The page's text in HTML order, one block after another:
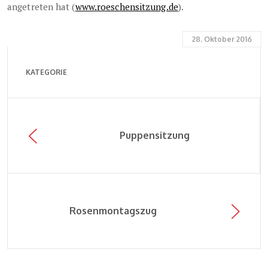
angetreten hat (www.roeschensitzung.de).
28. Oktober 2016
KATEGORIE
Puppensitzung
Rosenmontagszug